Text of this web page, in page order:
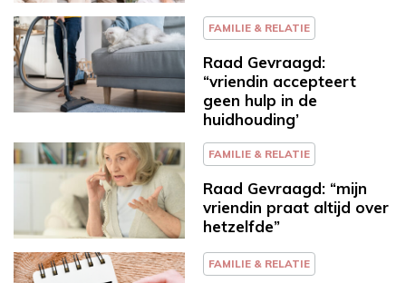
FAMILIE & RELATIE
Raad Gevraagd:
“vriendin accepteert
geen hulp in de
huidhouding’
FAMILIE & RELATIE
Raad Gevraagd: “mijn
vriendin praat altijd over
hetzelfde”
FAMILIE & RELATIE